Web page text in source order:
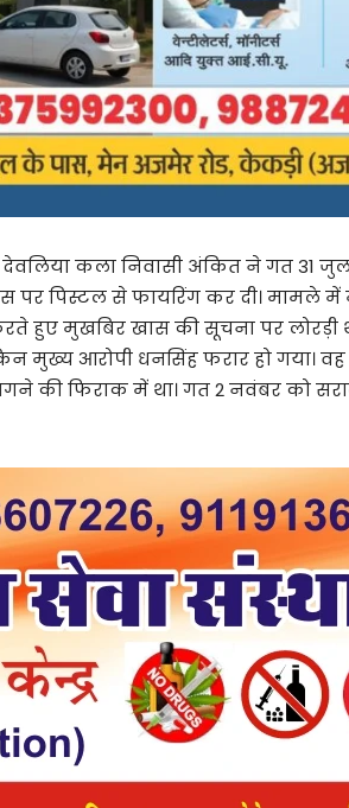
देवलिया कला निवासी अंकित ने गत 31
पर पिस्टल से फायरिंग कर दी। मामले
मुखबिर खास की सूचना पर लोरड़ी
मुख्य आरोपी धनसिंह फरार हो गया।
की फिराक में था। गत 2 नवंबर को